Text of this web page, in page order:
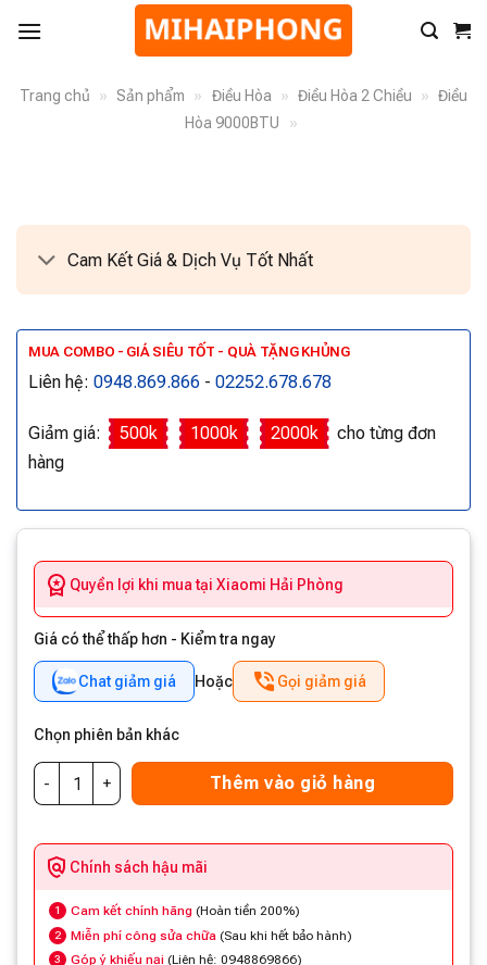
Trang chủ » Sản phẩm » Điều Hòa » Điều Hòa 2 Chiều » Điều
Hòa 9000BTU
»
Cam Kết Giá & Dịch Vụ Tốt Nhất
MUA COMBO - GIÁ SIÊU TỐT - QUÀ TẶNG KHỦNG
Liên hệ: 0948.869.866 - 02252.678.678
Giảm giá: 500k 1000k 2000k
cho từng đơn
hàng
Quyền lợi khi mua tại Xiaomi Hải Phòng
Giá có thể thấp hơn - Kiểm tra ngay
Chat giảm giá Hoặc Gọi giảm giá
Chọn phiên bản khác
Thêm vào giỏ hàng
Chính sách hậu mãi
1 Cam kết chính hãng (Hoàn tiền 200%)
2 Miễn phí công sửa chữa (Sau khi hết bảo hành)
3 Góp ý khiếu nại (Liên hệ: 0948869866)